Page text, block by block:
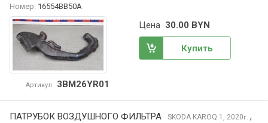
Номер: 16554BB50A
Артикул 3BM26YR01
Цена 30.00 BYN
Купить
ПАТРУБОК ВОЗДУШНОГО ФИЛЬТРА SKODA KAROQ 1, 2020г. ,